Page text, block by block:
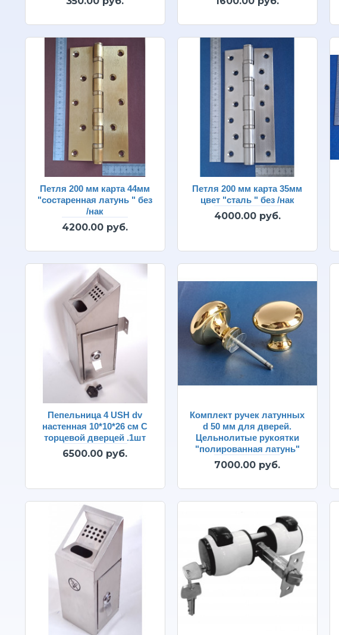
Петля 200 мм карта 44мм
"состаренная латунь " без
/нак
4200.00 руб.
Петля 200 мм карта 35мм
цвет "сталь " без /нак
4000.00 руб.
Пепельница 4 USH dv
настенная 10*10*26 см С
торцевой дверцей .1шт
6500.00 руб.
Комплект ручек латунных
d 50 мм для дверей.
Цельнолитые рукоятки
"полированная латунь"
7000.00 руб.